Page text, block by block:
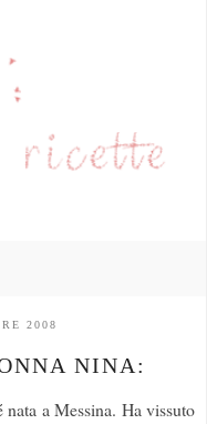
2008
NINA:
a Messina. Ha vissuto